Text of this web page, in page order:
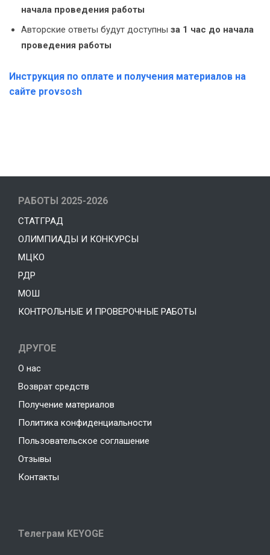
начала проведения работы
Авторские ответы будут доступны за 1 час до начала
проведения работы
Инструкция по оплате и получения материалов на
сайте provsosh
РАБОТЫ 2025-2026
СТАТГРАД
ОЛИМПИАДЫ И КОНКУРСЫ
МЦКО
РДР
МОШ
КОНТРОЛЬНЫЕ И ПРОВЕРОЧНЫЕ РАБОТЫ
ДРУГОЕ
О нас
Возврат средств
Получение материалов
Политика конфиденциальности
Пользовательское соглашение
Отзывы
Контакты
Телеграм KEYOGE